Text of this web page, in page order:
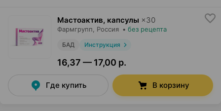
Мастоактив, капсулы ×30
Фармгрупп, Россия • без рецепта
БАД Инструкция
16,37 — 17,00 р.
Где купить В корзину